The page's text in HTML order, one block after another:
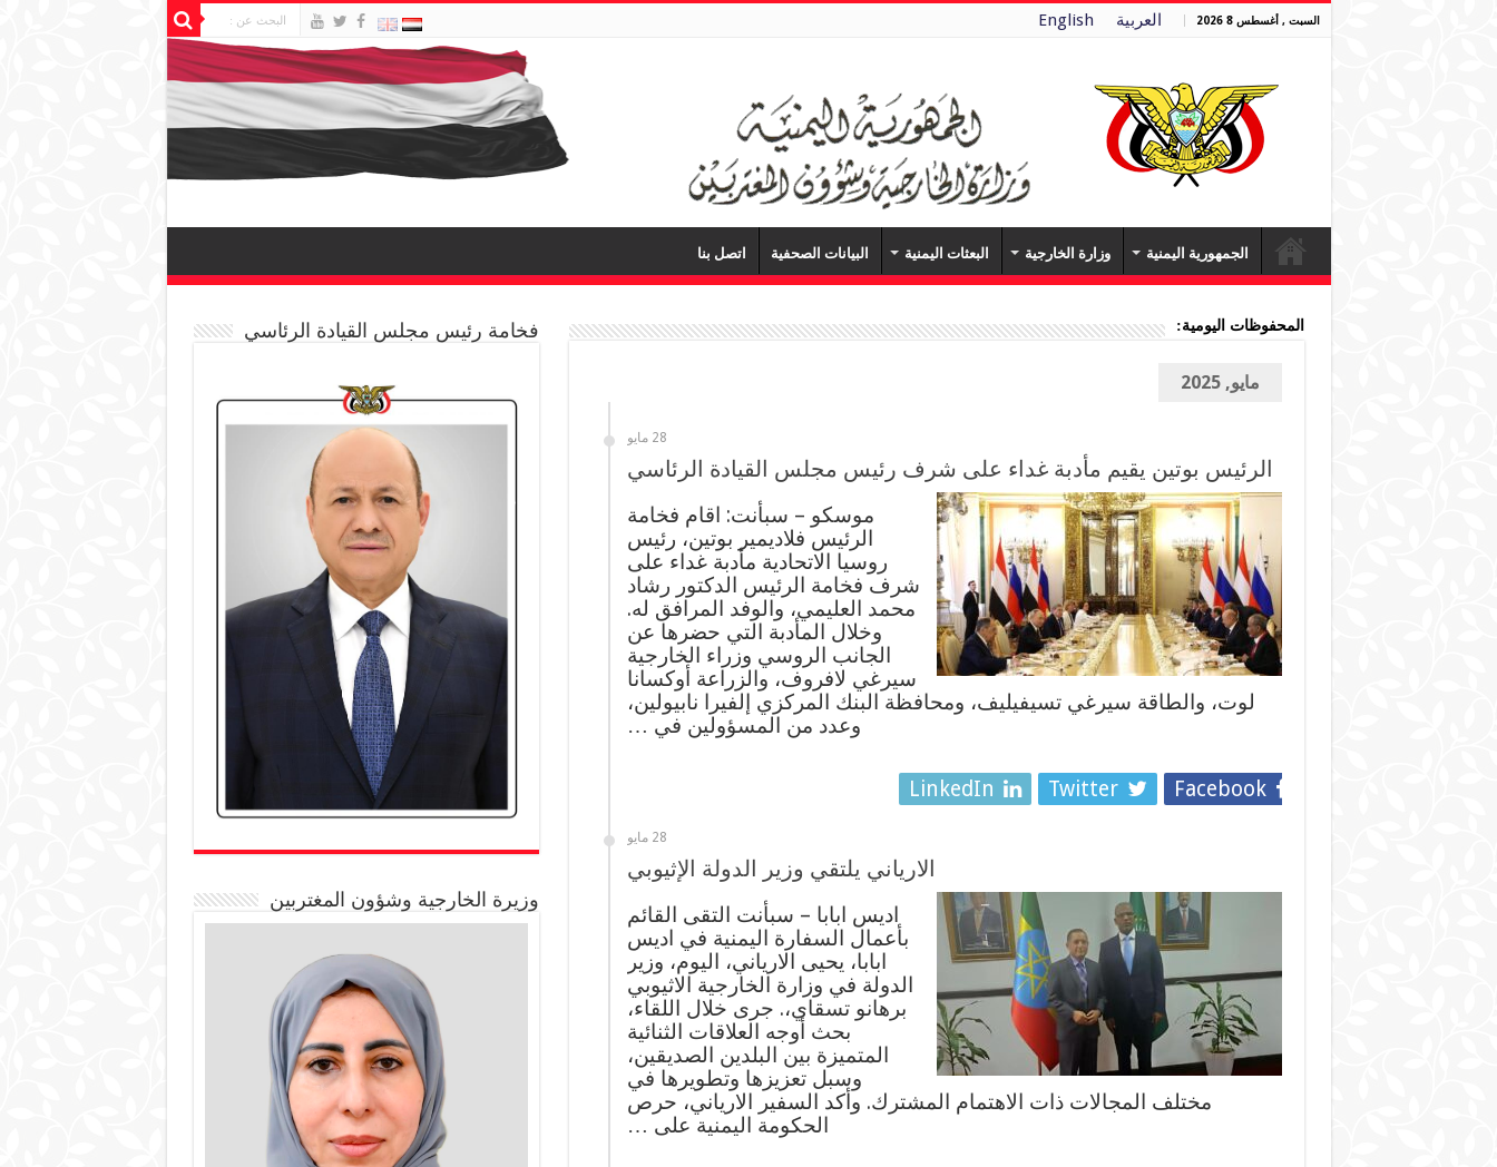
السبت , أغسطس 8 2026 العربية English
الجمهورية اليمنية وزارة الخارجية البعثات اليمنية البيانات الصحفية اتصل بنا
المحفوظات اليومية:
مايو, 2025
28 مايو
الرئيس بوتين يقيم مأدبة غداء على شرف رئيس مجلس القيادة الرئاسي
موسكو – سبأنت: اقام فخامة
الرئيس فلاديمير بوتين، رئيس
روسيا الاتحادية مأدبة غداء على
شرف فخامة الرئيس الدكتور رشاد
محمد العليمي، والوفد المرافق له.
وخلال المأدبة التي حضرها عن
الجانب الروسي وزراء الخارجية
سيرغي لافروف، والزراعة أوكسانا
لوت، والطاقة سيرغي تسيفيليف، ومحافظة البنك المركزي إلفيرا نابيولين،
وعدد من المسؤولين في …
Facebook
Twitter
LinkedIn
28 مايو
الارياني يلتقي وزير الدولة الإثيوبي
اديس ابابا – سبأنت التقى القائم
بأعمال السفارة اليمنية في اديس
ابابا، يحيى الارياني، اليوم، وزير
الدولة في وزارة الخارجية الاثيوبي
برهانو تسقاي،. جرى خلال اللقاء،
بحث أوجه العلاقات الثنائية
المتميزة بين البلدين الصديقين،
وسبل تعزيزها وتطويرها في
مختلف المجالات ذات الاهتمام المشترك. وأكد السفير الارياني، حرص
الحكومة اليمنية على …
فخامة رئيس مجلس القيادة الرئاسي
وزيرة الخارجية وشؤون المغتربين